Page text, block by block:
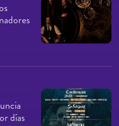
días